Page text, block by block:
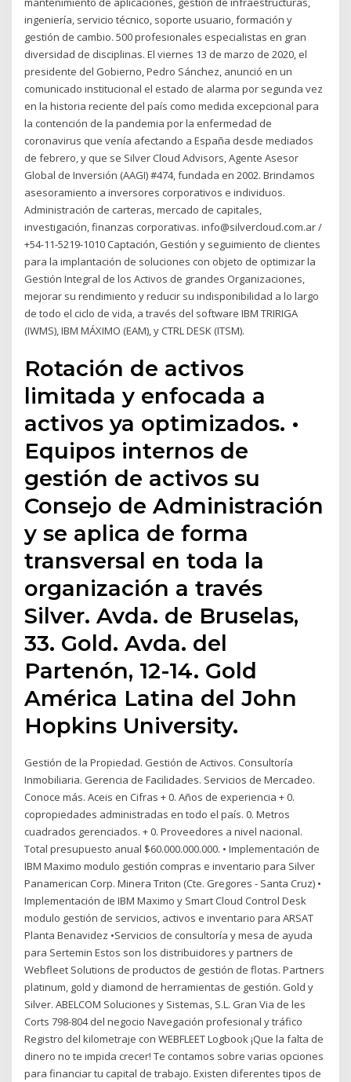
ingeniería, servicio técnico, soporte usuario, formación y
gestión de cambio. 500 profesionales especialistas en gran
diversidad de disciplinas. El viernes 13 de marzo de 2020, el
presidente del Gobierno, Pedro Sánchez, anunció en un
comunicado institucional el estado de alarma por segunda vez
en la historia reciente del país como medida excepcional para
la contención de la pandemia por la enfermedad de
coronavirus que venía afectando a España desde mediados
de febrero, y que se Silver Cloud Advisors, Agente Asesor
Global de Inversión (AAGI) #474, fundada en 2002. Brindamos
asesoramiento a inversores corporativos e individuos.
Administración de carteras, mercado de capitales,
investigación, finanzas corporativas. info@silvercloud.com.ar /
+54-11-5219-1010 Captación, Gestión y seguimiento de clientes
para la implantación de soluciones con objeto de optimizar la
Gestión Integral de los Activos de grandes Organizaciones,
mejorar su rendimiento y reducir su indisponibilidad a lo largo
de todo el ciclo de vida, a través del software IBM TRIRIGA
(IWMS), IBM MÁXIMO (EAM), y CTRL DESK (ITSM).
Rotación de activos
limitada y enfocada a
activos ya optimizados. •
Equipos internos de
gestión de activos su
Consejo de Administración
y se aplica de forma
transversal en toda la
organización a través
Silver. Avda. de Bruselas,
33. Gold. Avda. del
Partenón, 12-14. Gold
América Latina del John
Hopkins University.
Gestión de la Propiedad. Gestión de Activos. Consultoría
Inmobiliaria. Gerencia de Facilidades. Servicios de Mercadeo.
Conoce más. Aceis en Cifras + 0. Años de experiencia + 0.
copropiedades administradas en todo el país. 0. Metros
cuadrados gerenciados. + 0. Proveedores a nivel nacional.
Total presupuesto anual $60.000.000.000. • Implementación de
IBM Maximo modulo gestión compras e inventario para Silver
Panamerican Corp. Minera Triton (Cte. Gregores - Santa Cruz) •
Implementación de IBM Maximo y Smart Cloud Control Desk
modulo gestión de servicios, activos e inventario para ARSAT
Planta Benavidez •Servicios de consultoría y mesa de ayuda
para Sertemin Estos son los distribuidores y partners de
Webfleet Solutions de productos de gestión de flotas. Partners
platinum, gold y diamond de herramientas de gestión. Gold y
Silver. ABELCOM Soluciones y Sistemas, S.L. Gran Via de les
Corts 798-804 del negocio Navegación profesional y tráfico
Registro del kilometraje con WEBFLEET Logbook ¡Que la falta de
dinero no te impida crecer! Te contamos sobre varias opciones
para financiar tu capital de trabajo. Existen diferentes tipos de